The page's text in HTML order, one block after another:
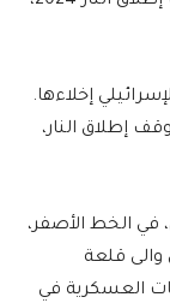
الإسرائيلي إخلاءها.
لوقف إطلاق النار،
8 الى 10% من لبنان، في الخط الأصفر،
والى قلعة
العسكرية في